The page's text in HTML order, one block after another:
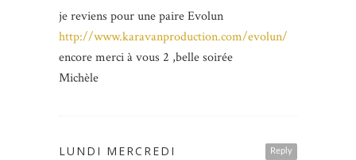
je reviens pour une paire Evolun
http://www.karavanproduction.com/evolun/
encore merci à vous 2 ,belle soirée
Michèle
Reply
LUNDI MERCREDI